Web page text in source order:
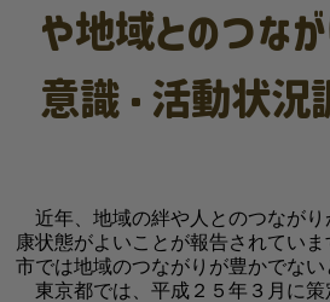
や地域とのつな
意識・活動状況
近年、地域の絆や人とのつながり
康状態がよいことが報告されてい
市では地域のつながりが豊かでない
東京都では、平成２５年３月に策